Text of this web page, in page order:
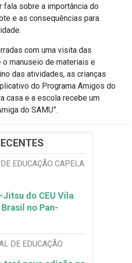
fala sobre a importância do
e as consequências para
com uma visita das
o manuseio de materiais e
das atividades, as crianças
do Programa Amigos do
casa e a escola recebe um
do SAMU”.
EDUCAÇÃO CAPELA
do CEU Vila
no Pan-
DE EDUCAÇÃO